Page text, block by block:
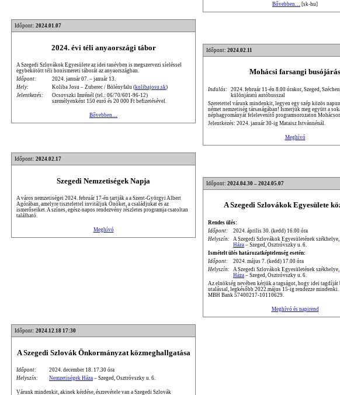
Bővebben… [sk-hu]
Időpont: 2024.01.07
2024. évi téli anyaországi tábor
A Szegedi Szlovákok Egyesülete az idei tanévben is megszervezi síeléssel
egybekötött téli honismereti táborát az anyaországban.
Időpont:
2024. január 07. – január 13.
Hely:
Koliba Josu – Zuberec / Bölényfalu (kolibajosu.sk)
Jelentkezés:
Ocsovszki Imrénél (tel.: 06/70/601-96-12)
személyenként 150 euró és 20 000 Ft befizetésével.
Bővebben…
Időpont: 2024.02.11
Mohácsi farsangi busójárás
Indulás: 2024. február 11-én 8.00 órakor, Szeged,
különjáratú autóbusszal
Szeretettel várunk mindenkit, legyen egy szép közös
német nemzetiség társaságában! Ismerjük meg együtt a
néphagyományát felelevenítő programsorozaton
Jelentkezés: 2024. január 30-ig Mataisz Istvánnénál.
Meghívó
Időpont: 2024.02.17
Szegedi Nemzetiségek Napja
A város nemzetiségei 2024. február 17-én tartják a a Szent-Györgyi Albert
Agórában, amelyre tisztelettel invitáljuk Önöket, a családjukat és az
ismerőseiket. A színes, egész-napos rendezvény részletes programja csatoltan
található.
Meghívó
Időpont: 2024.04.30 – 2024.05.07
A Szegedi Szlovákok Egyesülete
Rendes ülés:
Időpont:
2024. április 30. (kedd) 16.00 óra
Helyszín:
A Szegedi Szlovákok Egyesületének székhelye,
Háza – Szeged, Osztróvszky u. 6.
Ismételt ülés határozatképtelenség esetén:
Időpont:
2024. május 7. (kedd) 17.00 óra
Helyszín:
A Szegedi Szlovákok Egyesületének székhelye,
Háza – Szeged, Osztróvszky u. 6.
Az elnökség nevében kérjük a tagságot, hogy idei tagdíját
utalással, legkésőbb 2022.május 15-ig rendezze mindenki.
MBH Bank 57400217-10110629.
Meghívó és napirend
Időpont: 2024.12.18 17:30
A Szegedi Szlovák Önkormányzat közmeghallgatása
Időpont:
2024. december 18. 17.30 óra
Helyszín:
Nemzetiségek Háza – Szeged, Osztróvszky u. 6.
Várunk mindenkit, akinek kérdése, észrevétele van a Szegedi Szlovák